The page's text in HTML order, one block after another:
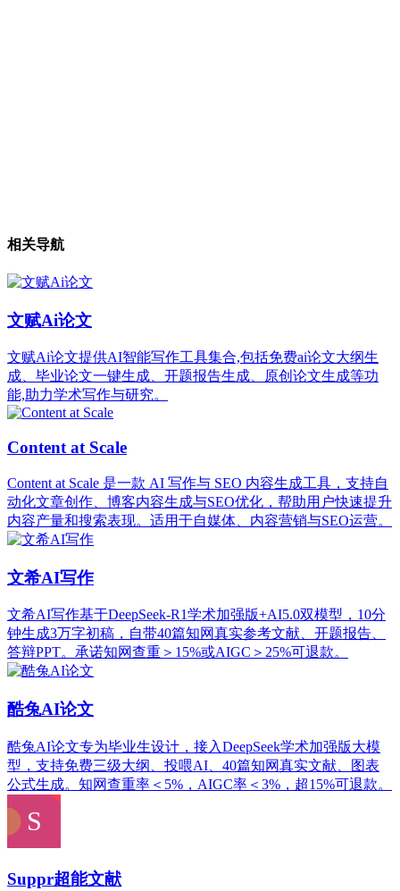
相关导航
文赋Ai论文
文赋Ai论文提供AI智能写作工具集合,包括免费ai论文大纲生
成、毕业论文一键生成、开题报告生成、原创论文生成等功
能,助力学术写作与研究。
Content at Scale
Content at Scale 是一款 AI 写作与 SEO 内容生成工具，支持自
动化文章创作、博客内容生成与SEO优化，帮助用户快速提升
内容产量和搜索表现。适用于自媒体、内容营销与SEO运营。
文希AI写作
文希AI写作基于DeepSeek-R1学术加强版+AI5.0双模型，10分
钟生成3万字初稿，自带40篇知网真实参考文献、开题报告、
答辩PPT。承诺知网查重＞15%或AIGC＞25%可退款。
酷兔AI论文
酷兔AI论文专为毕业生设计，接入DeepSeek学术加强版大模
型，支持免费三级大纲、投喂AI、40篇知网真实文献、图表
公式生成。知网查重率＜5%，AIGC率＜3%，超15%可退款。
Suppr超能文献